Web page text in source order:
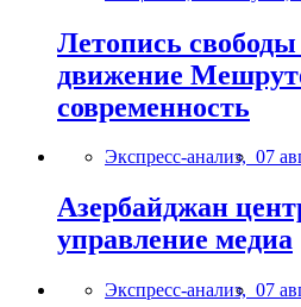
Летопись свободы
движение
современность
Экспресс-анализ, 07
Азербайджан
управление медиа
Экспресс-анализ, 07